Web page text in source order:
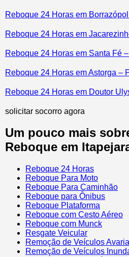
Reboque 24 Horas em
Reboque 24 Horas em
Reboque 24 Horas em Santa Fé
Reboque 24 Horas em Astorga –
Reboque 24 Horas em Doutor
solicitar socorro agora
Um pouco mais
Reboque em
Reboque 24 Horas
Reboque Para Moto
Reboque Para Caminhão
Reboque para Ônibus
Reboque Plataforma
Reboque com Cesto Aéreo
Reboque com Munck
Resgate Veicular
Remoção de Veículos
Remoção de Veículos